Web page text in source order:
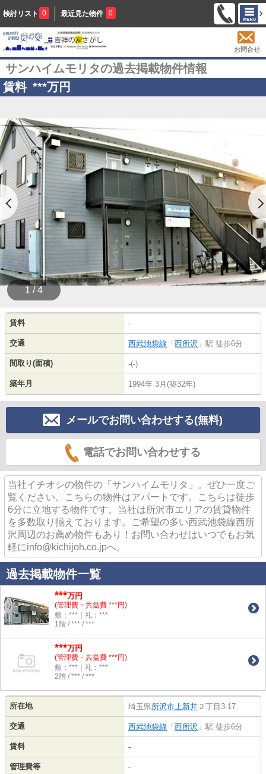
検討リスト 0 最近見た物件 0
お問合せ
サンハイムモリタの過去掲載物件情報
賃料 ***万円
1 / 4
賃料 -
交通 西武池袋線 「 西所沢 」駅 徒歩6分
間取り(面積) -(-)
築年月 1994年 3月(築32年)
メールでお問い合わせする(無料)
電話でお問い合わせする
当社イチオシの物件の「サンハイムモリタ」。ぜひ一度ご
覧ください。こちらの物件はアパートです。こちらは徒歩
6分に立地する物件です。当社は所沢市エリアの賃貸物件
を多数取り揃えております。ご希望の多い西武池袋線西所
沢周辺のお薦め物件もあり！お問い合わせはいつでもお気
軽にinfo@kichijoh.co.jpへ。
過去掲載物件一覧
***万円
(管理費・共益費 ***円)
敷：***｜礼：***
1階 / *** / ***
***万円
(管理費・共益費 ***円)
敷：***｜礼：***
2階 / *** / ***
所在地 埼玉県所沢市上新井 ２丁目3-17
交通 西武池袋線 「 西所沢 」駅 徒歩6分
賃料 -
管理費等 -